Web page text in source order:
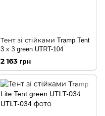
Тент зі стійками Tramp Tent
3 х 3 green UTRT-104
2 163 грн